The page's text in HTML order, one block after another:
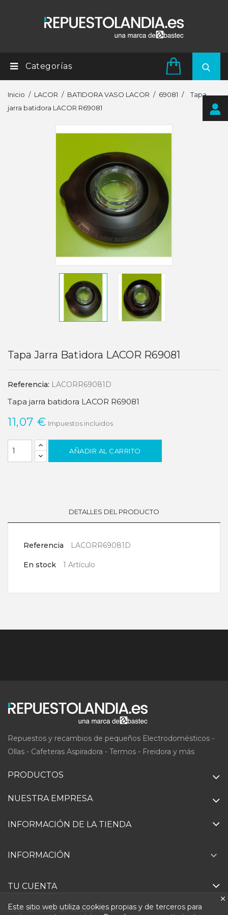
Categorías
Inicio LACOR BATIDORA VASO LACOR 69081
Tapa
jarra batidora LACOR R69081
Tapa Jarra Batidora LACOR R69081
Referencia: LACORR69081D
Tapa jarra batidora LACOR R69081
11,07 € Impuestos incluidos
AÑADIR AL CARRITO
DETALLES DEL PRODUCTO
Referencia LACORR69081D
En stock 1 Artículo
Repuestos y recambios de pequeños Electrodomésticos -
Ollas - Cafeteras Aspiradora - Termos - Freidora y más
PRODUCTOS
NUESTRA EMPRESA
INFORMACIÓN DE LA TIENDA
Este sitio web utiliza cookies propias y de terceros para
INFORMACIÓN 
TU CUENTA
Ejercer derecho de desistimiento